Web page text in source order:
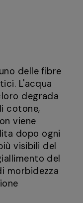
delle fibre
L'acqua
degrada
cotone,
viene
dopo ogni
visibili del
del
morbidezza